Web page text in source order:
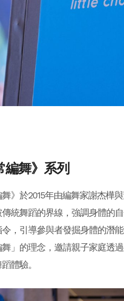
編舞》系列
舞》於2015年由編舞家謝杰樺
統舞蹈的界線，強調身體的
，引導參與者發掘身體的潛
舞」的理念，邀請親子家庭透
體驗。